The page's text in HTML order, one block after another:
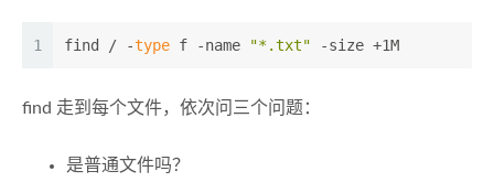
1 find / -type f -name "*.txt" -size +1M
find 走到每个文件，依次问三个问题：
是普通文件吗？